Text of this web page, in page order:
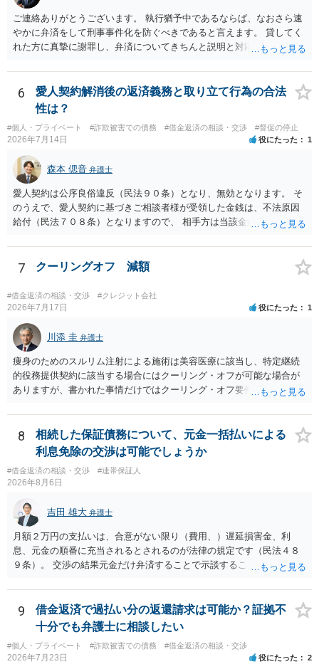
ご連絡ありがとうございます。 執行猶予中であるならば、なおさら速
やかに弁済をして刑事事件化を防ぐべきであると言えます。 貸してく
れた方に真摯に謝罪し、弁済についてきちんと説明と対応を行ってい
6
愛人契約解消後の返済義務と取り立て行為の合法
性は？
#個人・プライベート #詐欺被害での債務 #借金返済の相談・交渉 #督促の停止
2026年7月14日 役にたった 1
森本 偲音 弁護士
愛人契約は公序良俗違反（民法９０条）となり、無効となります。 そ
のうえで、愛人契約に基づきご相談者様が受領した金銭は、不法原因
給付（民法７０８条）となりますので、 相手方は当該金銭の返還請求
7 クーリングオフ 減額
#借金返済の相談・交渉 #クレジット会社
2026年7月17日 役にたった 1
川添 圭 弁護士
痩身のためのスルリム注射による施術は美容医療に該当し、特定継続
的役務提供契約に該当する場合にはクーリング・オフが可能な場合が
ありますが、書かれた事情だけではクーリング・オフ要件を満たして
か）が不明です。仮に特定継続的役務提供契約に該当する場合には、
クーリング・オフができない場合でも中途解約は可能ですが、この点
も含めて、最寄りの消費生活センターで詳しい資料をもとに相談して
いただいた方がよいでしょう。
8
相続した保証債務について、元金一括払いによる
利息免除の交渉は可能でしょうか
#借金返済の相談・交渉 #連帯保証人
2026年8月6日
吉田 雄大 弁護士
月額２万円の支払いは、合意がない限り（費用、）遅延損害金、利
息、元金の順番に充当されるとされるのが法律の規定です（民法４８
９条）。 交渉の結果元金だけ弁済することで示談することは、弁護士
ることには消極的なことが多いものの、お近くの弁護士にご依頼しチ
ャレンジなさる意義は十分にあると思います。
9
借金返済で過払い分の返還請求は可能か？証拠不
十分でも弁護士に相談したい
#個人・プライベート #詐欺被害での債務 #借金返済の相談・交渉
2026年7月23日 役にたった 2